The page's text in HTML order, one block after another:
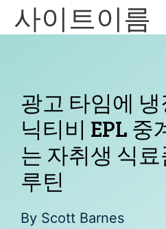
Skip사이트이름
광고 타임에
닉티비 EPL 중
는 자취생 식
루틴
By Scott Barnes